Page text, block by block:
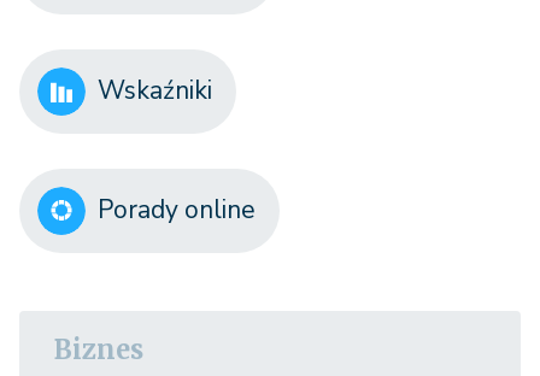
Wskaźniki
Porady online
Biznes